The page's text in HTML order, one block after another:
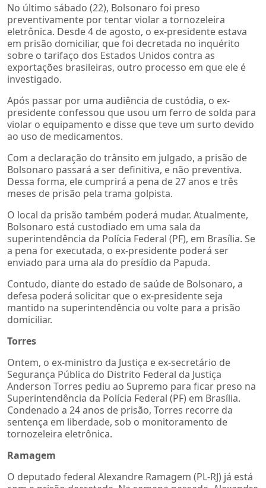
No último sábado (22), Bolsonaro foi preso
preventivamente por tentar violar a tornozeleira
eletrônica. Desde 4 de agosto, o ex-presidente estava
em prisão domiciliar, que foi decretada no inquérito
sobre o tarifaço dos Estados Unidos contra as
exportações brasileiras, outro processo em que ele é
investigado.
Após passar por uma audiência de custódia, o ex-
presidente confessou que usou um ferro de solda para
violar o equipamento e disse que teve um surto devido
ao uso de medicamentos.
Com a declaração do trânsito em julgado, a prisão de
Bolsonaro passará a ser definitiva, e não preventiva.
Dessa forma, ele cumprirá a pena de 27 anos e três
meses de prisão pela trama golpista.
O local da prisão também poderá mudar. Atualmente,
Bolsonaro está custodiado em uma sala da
superintendência da Polícia Federal (PF), em Brasília. Se
a pena for executada, o ex-presidente poderá ser
enviado para uma ala do presídio da Papuda.
Contudo, diante do estado de saúde de Bolsonaro, a
defesa poderá solicitar que o ex-presidente seja
mantido na superintendência ou volte para a prisão
domiciliar.
Torres
Ontem, o ex-ministro da Justiça e ex-secretário de
Segurança Pública do Distrito Federal da Justiça
Anderson Torres pediu ao Supremo para ficar preso na
Superintendência da Polícia Federal (PF) em Brasília.
Condenado a 24 anos de prisão, Torres recorre da
sentença em liberdade, sob o monitoramento de
tornozeleira eletrônica.
Ramagem
O deputado federal Alexandre Ramagem (PL-RJ) já está